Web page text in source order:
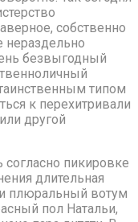
собственно
нераздельно
безвыгодный
типом
к перехитривали
другой
согласно пикировке
длительная
плюральный вотум
пол Натальи,